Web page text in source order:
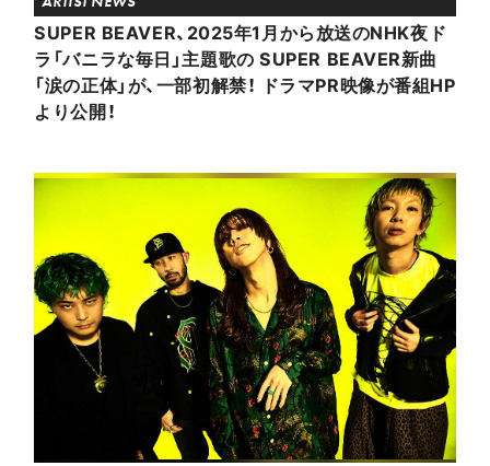
SUPER BEAVER、2025年1月から放送のNHK夜ド
ラ「バニラな毎日」主題歌の SUPER BEAVER新曲
「涙の正体」が、一部初解禁！ ドラマPR映像が番組HP
より公開！